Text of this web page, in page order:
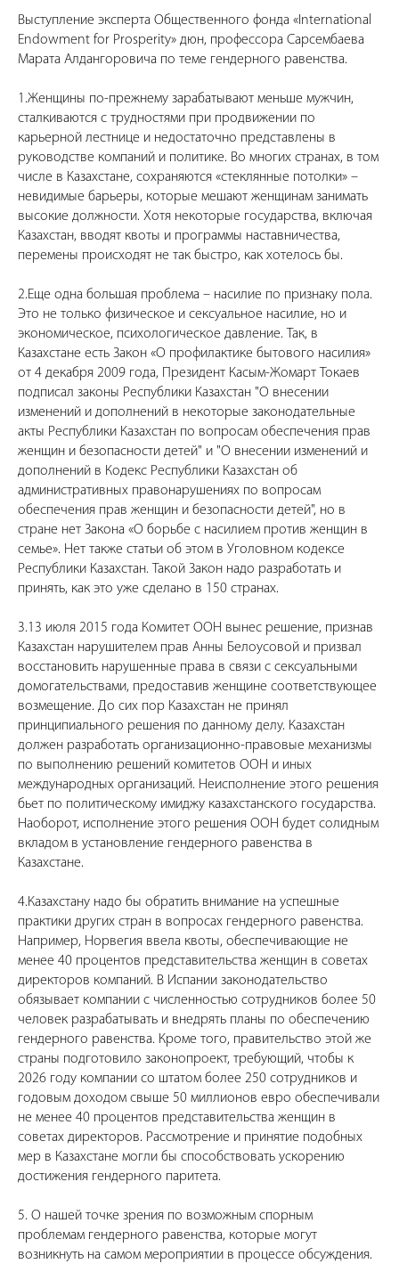
Выступление эксперта Общественного фонда «International
Endowment for Prosperity» дюн, профессора Сарсембаева
Марата Алдангоровича по теме гендерного равенства.
1.Женщины по-прежнему зарабатывают меньше мужчин,
сталкиваются с трудностями при продвижении по
карьерной лестнице и недостаточно представлены в
руководстве компаний и политике. Во многих странах, в том
числе в Казахстане, сохраняются «стеклянные потолки» –
невидимые барьеры, которые мешают женщинам занимать
высокие должности. Хотя некоторые государства, включая
Казахстан, вводят квоты и программы наставничества,
перемены происходят не так быстро, как хотелось бы.
2.Еще одна большая проблема – насилие по признаку пола.
Это не только физическое и сексуальное насилие, но и
экономическое, психологическое давление. Так, в
Казахстане есть Закон «О профилактике бытового насилия»
от 4 декабря 2009 года, Президент Касым-Жомарт Токаев
подписал законы Республики Казахстан "О внесении
изменений и дополнений в некоторые законодательные
акты Республики Казахстан по вопросам обеспечения прав
женщин и безопасности детей" и "О внесении изменений и
дополнений в Кодекс Республики Казахстан об
административных правонарушениях по вопросам
обеспечения прав женщин и безопасности детей", но в
стране нет Закона «О борьбе с насилием против женщин в
семье». Нет также статьи об этом в Уголовном кодексе
Республики Казахстан. Такой Закон надо разработать и
принять, как это уже сделано в 150 странах.
3.13 июля 2015 года Комитет ООН вынес решение, признав
Казахстан нарушителем прав Анны Белоусовой и призвал
восстановить нарушенные права в связи с сексуальными
домогательствами, предоставив женщине соответствующее
возмещение. До сих пор Казахстан не принял
принципиального решения по данному делу. Казахстан
должен разработать организационно-правовые механизмы
по выполнению решений комитетов ООН и иных
международных организаций. Неисполнение этого решения
бьет по политическому имиджу казахстанского государства.
Наоборот, исполнение этого решения ООН будет солидным
вкладом в установление гендерного равенства в
Казахстане.
4.Казахстану надо бы обратить внимание на успешные
практики других стран в вопросах гендерного равенства.
Например, Норвегия ввела квоты, обеспечивающие не
менее 40 процентов представительства женщин в советах
директоров компаний. В Испании законодательство
обязывает компании с численностью сотрудников более 50
человек разрабатывать и внедрять планы по обеспечению
гендерного равенства. Кроме того, правительство этой же
страны подготовило законопроект, требующий, чтобы к
2026 году компании со штатом более 250 сотрудников и
годовым доходом свыше 50 миллионов евро обеспечивали
не менее 40 процентов представительства женщин в
советах директоров. Рассмотрение и принятие подобных
мер в Казахстане могли бы способствовать ускорению
достижения гендерного паритета.
5. О нашей точке зрения по возможным спорным
проблемам гендерного равенства, которые могут
возникнуть на самом мероприятии в процессе обсуждения.